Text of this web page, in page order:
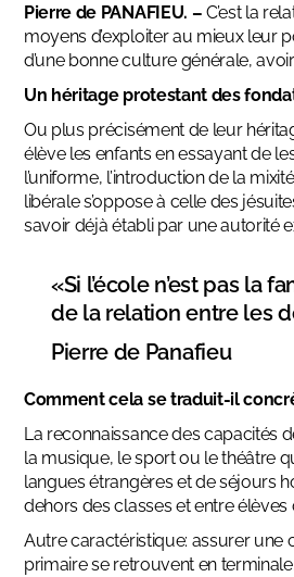
Pierre de PANAFIEU. – C’est la
moyens d’exploiter au mieux leur
d’une bonne culture générale,
Un héritage protestant des
Ou plus précisément de leur
élève les enfants en essayant de
l’uniforme, l’introduction de la
libérale s’oppose à celle des
savoir déjà établi par une autorité
«Si l’école n’est pas la
de la relation entre les
Pierre de Panafieu
Comment cela se traduit-il
La reconnaissance des capacités
la musique, le sport ou le théâtre
langues étrangères et de séjours
dehors des classes et entre élèves
Autre caractéristique: assurer une
primaire se retrouvent en